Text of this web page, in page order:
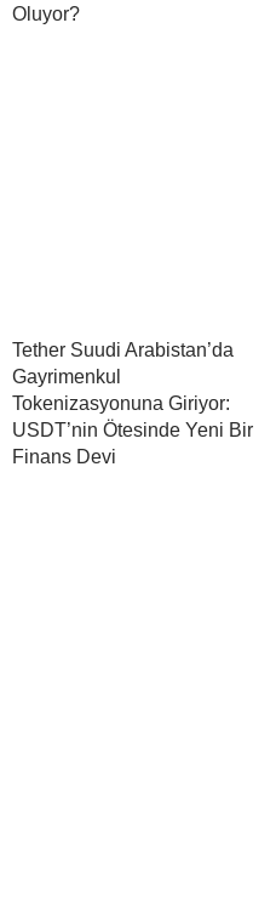
Oluyor?
Tether Suudi Arabistan’da
Gayrimenkul
Tokenizasyonuna Giriyor:
USDT’nin Ötesinde Yeni Bir
Finans Devi